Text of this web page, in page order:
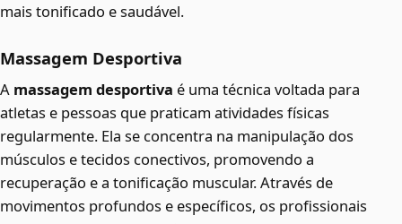
mais tonificado e saudável.
Massagem Desportiva
A massagem desportiva é uma técnica voltada para
atletas e pessoas que praticam atividades físicas
regularmente. Ela se concentra na manipulação dos
músculos e tecidos conectivos, promovendo a
recuperação e a tonificação muscular. Através de
movimentos profundos e específicos, os profissionais